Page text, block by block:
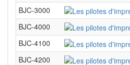
BJC-3000
BJC-4000
BJC-4100
BJC-4200